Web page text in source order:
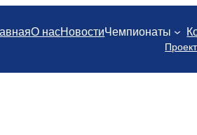
О насНовостиЧемпионаты